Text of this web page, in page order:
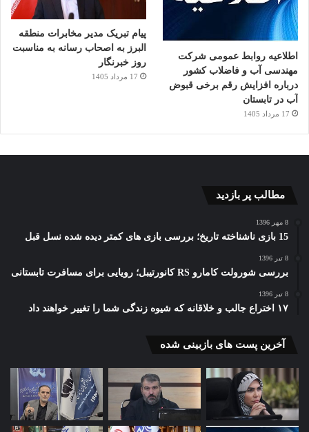
اطلاعیه روابط عمومی شرکت
مهندسی آب و فاضلاب کشور
درباره افزایش رقم برخی قبوض
آب در تابستان
17 مرداد 1405
پیام تبریک مدیر مخابرات منطقه
البرز به اصحاب رسانه به مناسبت
روز خبرنگار
17 مرداد 1405
مطالب پر بازدید
8 مهر 1396
15 بازی ناشناخته تاریخ؛ بررسی بازی های کمتر دیده شده نسل قبل
8 تیر 1396
بررسی شورولت کامارو RS کانورتیبل؛ رویایی برای مسافرت تابستانی
8 تیر 1396
۱۷ اختراع جالب و خلاقانه که شیوه زندگی شما را تغییر خواهند داد
آخرین پست های بازبینی شده